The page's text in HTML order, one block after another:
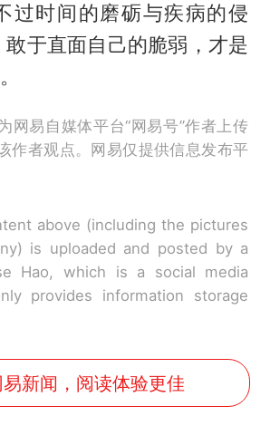
过时间的磨砺与疾病的侵
于直面自己的脆弱，才是
网易自媒体平台“网易号”作者上传
作者观点。网易仅提供信息发布平
above (including the pictures
is uploaded and posted by a
Hao, which is a social media
provides information storage
新闻，阅读体验更佳